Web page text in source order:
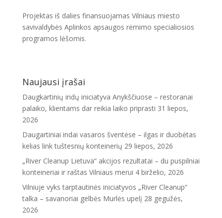
Projektas iš dalies finansuojamas Vilniaus miesto
savivaldybės Aplinkos apsaugos rėmimo specialiosios
programos lėšomis.
Naujausi įrašai
Daugkartinių indų iniciatyva Anykščiuose – restoranai
palaiko, klientams dar reikia laiko priprasti 31 liepos,
2026
Daugartiniai indai vasaros šventėse – ilgas ir duobėtas
kelias link tuštesnių konteinerių 29 liepos, 2026
„River Cleanup Lietuva“ akcijos rezultatai – du puspilniai
konteineriai ir raštas Vilniaus merui 4 birželio, 2026
Vilniuje vyks tarptautinės iniciatyvos „River Cleanup“
talka – savanoriai gelbės Murlės upelį 28 gegužės,
2026